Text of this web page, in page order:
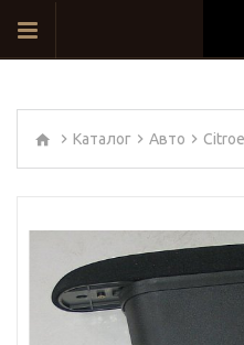
Каталог Авто